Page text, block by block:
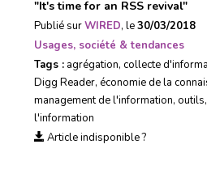
"It's time for an RSS revival"
Publié surWIRED, le30/03/2018
Usages, société & tendances
Tags : agrégation, collecte
Digg Reader, économie de la
management de l'information, outils,
l'information
Article indisponible ?